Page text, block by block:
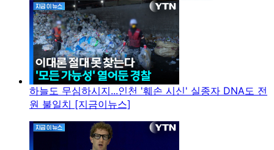
하늘도 무심하시지...인천 '훼손 시신' 실종자 DNA도 전
원 불일치 [지금이뉴스]